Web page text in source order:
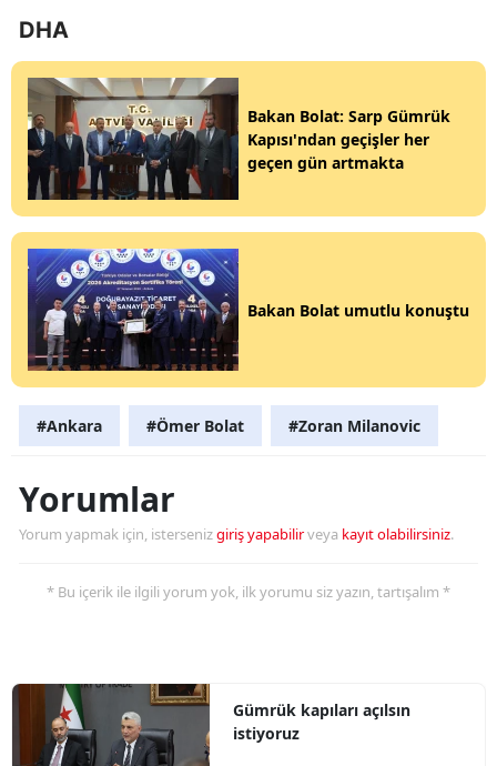
DHA
Bakan Bolat: Sarp Gümrük
Kapısı'ndan geçişler her
geçen gün artmakta
Bakan Bolat umutlu konuştu
#Ankara #Ömer Bolat #Zoran Milanovic
Yorumlar
Yorum yapmak için, istersenizgiriş yapabilirveya kayıt olabilirsiniz.
* Bu içerik ile ilgili yorum yok, ilk yorumu siz yazın, tartışalım *
Gümrük kapıları açılsın
istiyoruz